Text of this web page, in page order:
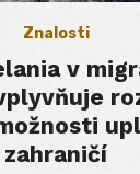
Znalosti
v
zahraničí